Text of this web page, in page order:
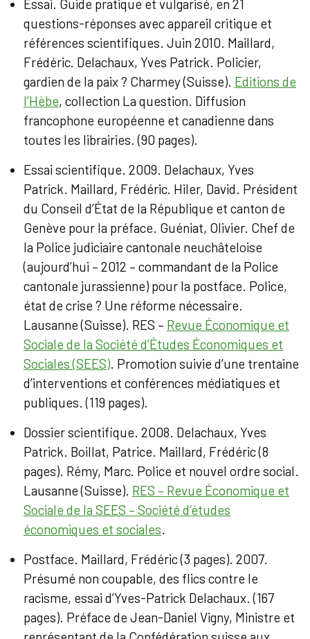
Essai. Guide pratique et vulgarisé, en 21
questions-réponses avec appareil critique et
références scientifiques. Juin 2010. Maillard,
Frédéric. Delachaux, Yves Patrick. Policier,
gardien de la paix ? Charmey (Suisse). Editions de
l’Hèbe, collection La question. Diffusion
francophone européenne et canadienne dans
toutes les librairies. (90 pages).
Essai scientifique. 2009. Delachaux, Yves
Patrick. Maillard, Frédéric. Hiler, David. Président
du Conseil d’État de la République et canton de
Genève pour la préface. Guéniat, Olivier. Chef de
la Police judiciaire cantonale neuchâteloise
(aujourd’hui – 2012 – commandant de la Police
cantonale jurassienne) pour la postface. Police,
état de crise ? Une réforme nécessaire.
Lausanne (Suisse). RES – Revue Économique et
Sociale de la Société d’Études Économiques et
Sociales (SEES). Promotion suivie d’une trentaine
d’interventions et conférences médiatiques et
publiques. (119 pages).
Dossier scientifique. 2008. Delachaux, Yves
Patrick. Boillat, Patrice. Maillard, Frédéric (8
pages). Rémy, Marc. Police et nouvel ordre social.
Lausanne (Suisse). RES – Revue Économique et
Sociale de la SEES – Société d’études
économiques et sociales.
Postface. Maillard, Frédéric (3 pages). 2007.
Présumé non coupable, des flics contre le
racisme, essai d’Yves-Patrick Delachaux. (167
pages). Préface de Jean-Daniel Vigny, Ministre et